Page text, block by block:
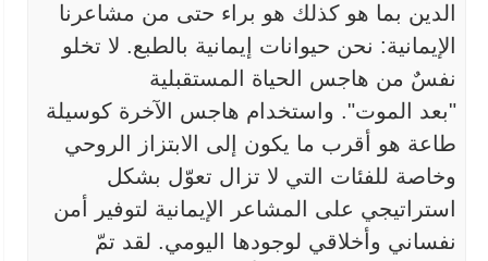
الدين بما هو كذلك هو براء حتى من مشاعرنا
الإيمانية: نحن حيوانات إيمانية بالطبع. لا تخلو
نفسٌ من هاجس الحياة المستقبلية
"بعد
الموت". واستخدام هاجس الآخرة كوسيلة
طاعة هو أقرب ما يكون إلى الابتزاز
الروحي
وخاصة للفئات التي لا تزال تعوّل بشكل
استراتيجي على المشاعر
الإيمانية لتوفير أمن
نفساني وأخلاقي لوجودها اليومي. لقد تمّ